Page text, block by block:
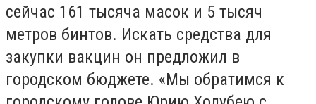
сейчас 161 тысяча масок и 5 тысяч
метров бинтов. Искать средства для
закупки вакцин он предложил в
городском бюджете. «Мы обратимся к